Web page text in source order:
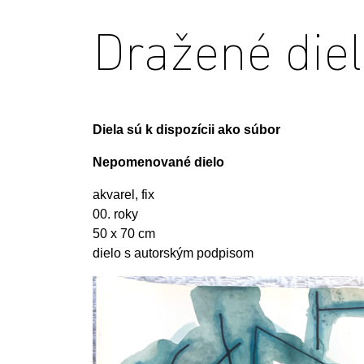
Dražené
Diela sú k dispozícii ako súbor
Nepomenované dielo
akvarel, fix
00. roky
50 x 70 cm
dielo s autorským podpisom